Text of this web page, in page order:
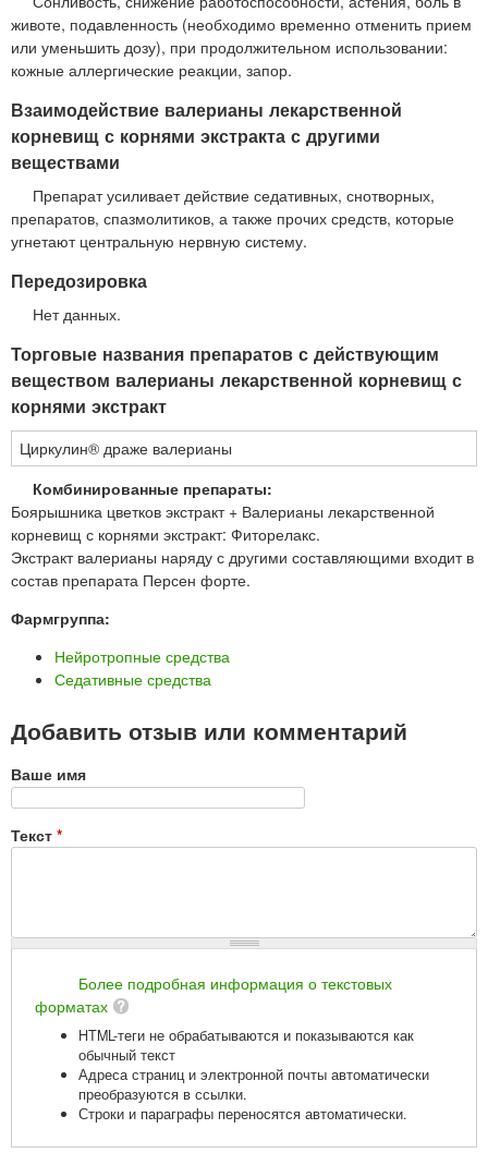
животе, подавленность (необходимо временно отменить прием
или уменьшить дозу), при продолжительном использовании:
кожные аллергические реакции, запор.
Взаимодействие валерианы лекарственной
корневищ с корнями экстракта с другими
веществами
Препарат усиливает действие седативных, снотворных,
препаратов, спазмолитиков, а также прочих средств, которые
угнетают центральную нервную систему.
Передозировка
Нет данных.
Торговые названия препаратов с действующим
веществом валерианы лекарственной корневищ с
корнями экстракт
Циркулин® драже валерианы
Комбинированные препараты:
Боярышника цветков экстракт + Валерианы лекарственной
корневищ с корнями экстракт: Фиторелакс.
Экстракт валерианы наряду с другими составляющими входит в
состав препарата Персен форте.
Фармгруппа:
Нейротропные средства
Седативные средства
Добавить отзыв или комментарий
Ваше имя
Текст *
Более подробная информация о текстовых
форматах
HTML-теги не обрабатываются и показываются как
обычный текст
Адреса страниц и электронной почты автоматически
преобразуются в ссылки.
Строки и параграфы переносятся автоматически.